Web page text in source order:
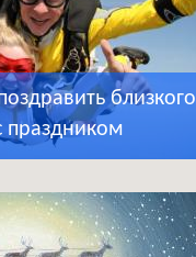
близкого
праздником